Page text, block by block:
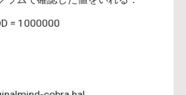
= 1000000